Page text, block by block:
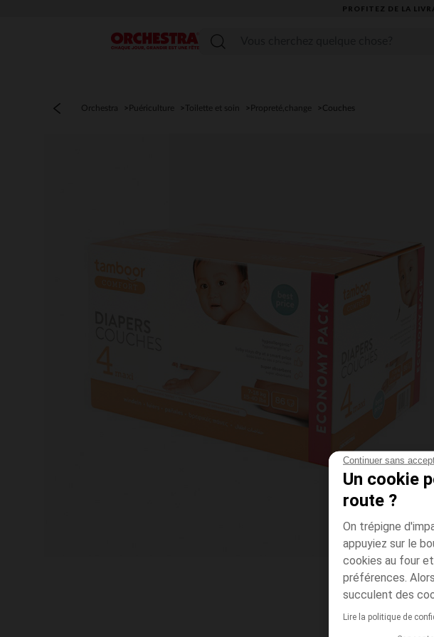
Continuer sans
Un cookie
route ?
On trépigne
appuyiez sur le
cookies au four
préférences.
succulent des
Lire la politique de
PROFITEZ DE LA
Menu
Orchestra Puériculture Toilette et soin Propreté,change Couches